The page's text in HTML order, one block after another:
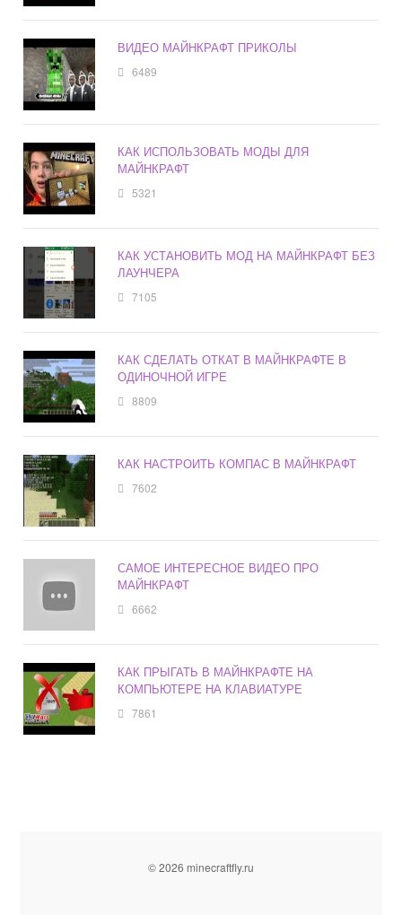
ВИДЕО МАЙНКРАФТ ПРИКОЛЫ
6489
КАК ИСПОЛЬЗОВАТЬ МОДЫ ДЛЯ
МАЙНКРАФТ
5321
КАК УСТАНОВИТЬ МОД НА МАЙНКРАФТ БЕЗ
ЛАУНЧЕРА
7105
КАК СДЕЛАТЬ ОТКАТ В МАЙНКРАФТЕ В
ОДИНОЧНОЙ ИГРЕ
8809
КАК НАСТРОИТЬ КОМПАС В МАЙНКРАФТ
7602
САМОЕ ИНТЕРЕСНОЕ ВИДЕО ПРО
МАЙНКРАФТ
6662
КАК ПРЫГАТЬ В МАЙНКРАФТЕ НА
КОМПЬЮТЕРЕ НА КЛАВИАТУРЕ
7861
© 2026 minecraftfly.ru